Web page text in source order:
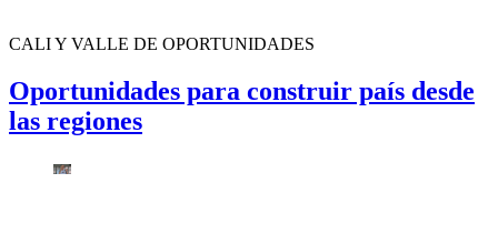
CALI Y VALLE DE OPORTUNIDADES
Oportunidades para construir país desde
las regiones